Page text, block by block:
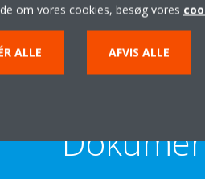
om vores cookies, besøg vores
ALLE AFVIS ALLE